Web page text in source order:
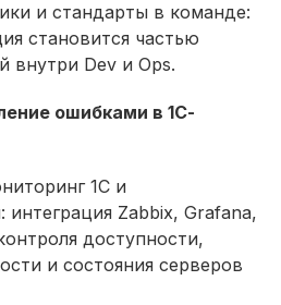
и стандарты в команде:
становится частью
внутри Dev и Ops.
ошибками в 1С-
1С и
интеграция Zabbix, Grafana,
доступности,
и состояния серверов